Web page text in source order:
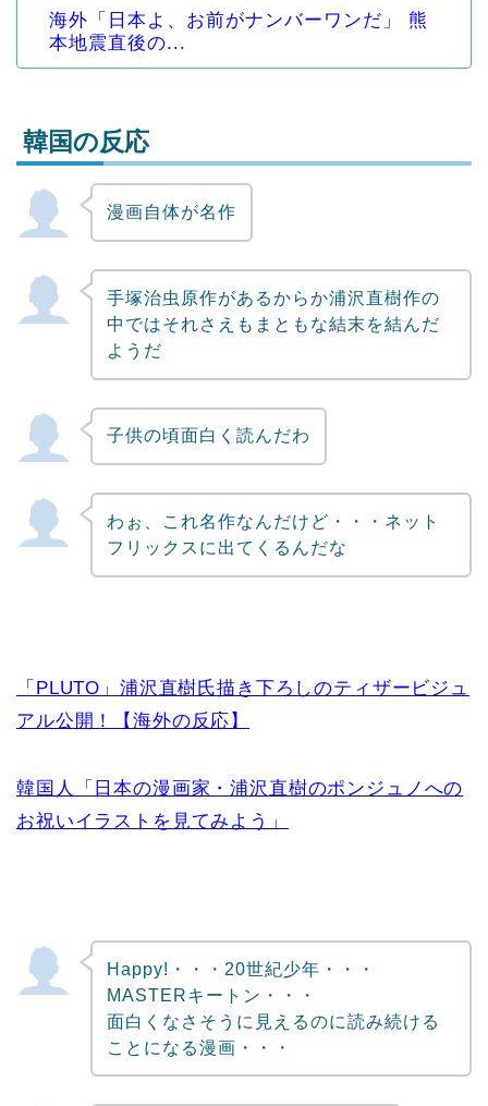
海外「日本よ、お前がナンバーワンだ」 熊
本地震直後の...
Powered by livedoor 相互RSS
韓国の反応
漫画自体が名作
手塚治虫原作があるからか浦沢直樹作の
中ではそれさえもまともな結末を結んだ
ようだ
子供の頃面白く読んだわ
わぉ、これ名作なんだけど・・・ネット
フリックスに出てくるんだな
「PLUTO」浦沢直樹氏描き下ろしのティザービジュ
アル公開！【海外の反応】
韓国人「日本の漫画家・浦沢直樹のポンジュノへの
お祝いイラストを見てみよう」
Happy!・・・20世紀少年・・・
MASTERキートン・・・
面白くなさそうに見えるのに読み続ける
ことになる漫画・・・